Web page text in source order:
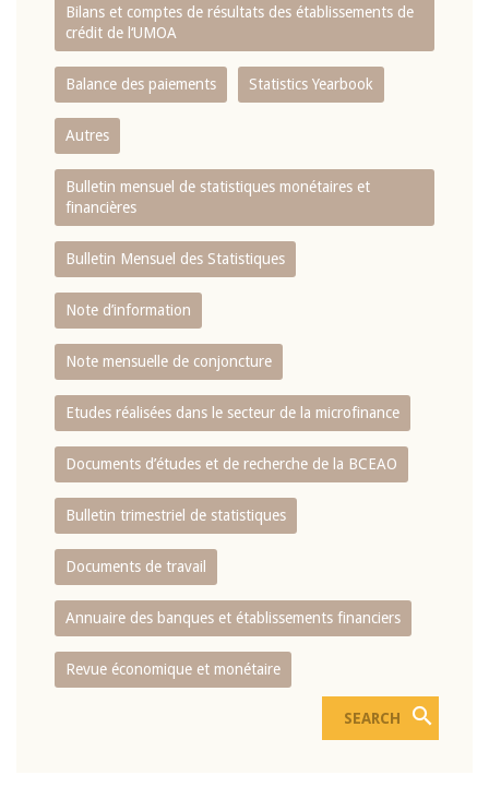
Bilans et comptes de résultats des établissements de
crédit de l‘UMOA
Balance des paiements Statistics Yearbook
Autres
Bulletin mensuel de statistiques monétaires et
financières
Bulletin Mensuel des Statistiques
Note d’information
Note mensuelle de conjoncture
Etudes réalisées dans le secteur de la microfinance
Documents d’études et de recherche de la BCEAO
Bulletin trimestriel de statistiques
Documents de travail
Annuaire des banques et établissements financiers
Revue économique et monétaire